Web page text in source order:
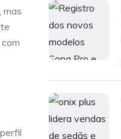
mas